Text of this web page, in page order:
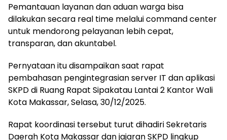
Pemantauan layanan dan aduan warga bisa
dilakukan secara real time melalui command center
untuk mendorong pelayanan lebih cepat,
transparan, dan akuntabel.
Pernyataan itu disampaikan saat rapat
pembahasan pengintegrasian server IT dan aplikasi
SKPD di Ruang Rapat Sipakatau Lantai 2 Kantor Wali
Kota Makassar, Selasa, 30/12/2025.
Rapat koordinasi tersebut turut dihadiri Sekretaris
Daerah Kota Makassar dan jajaran SKPD lingkup